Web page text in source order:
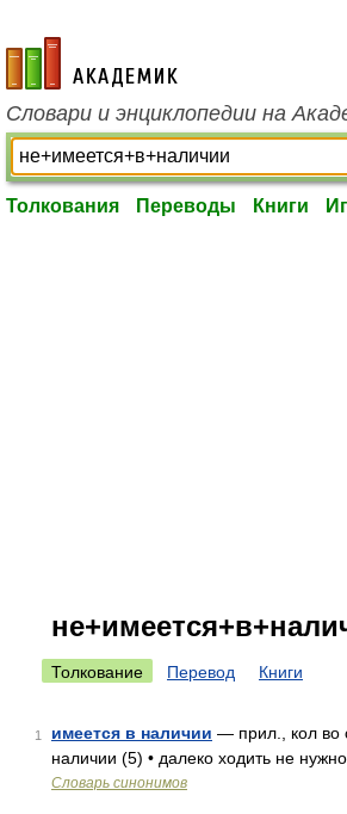
academic.ru
Словари и энциклопедии на
Толкования Переводы Книги
Толкование Перевод Книги
1 имеется в наличии — прил., кол во
наличии (5) • далеко ходить не
Словарь синонимов